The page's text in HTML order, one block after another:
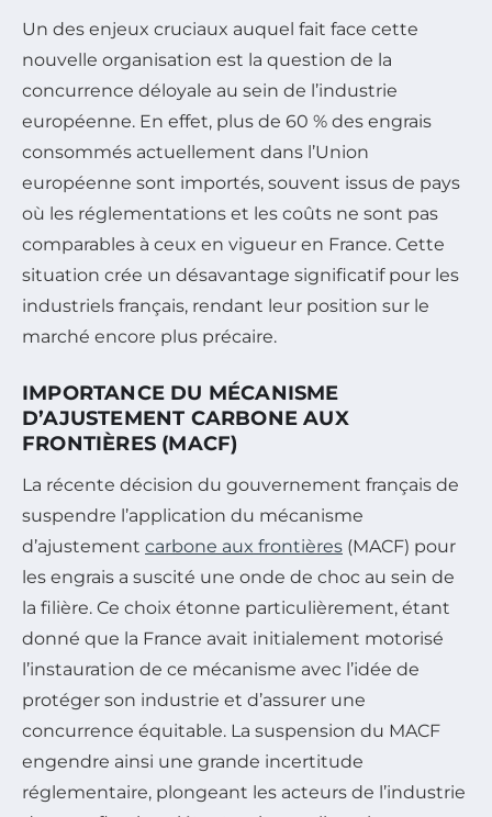
Un des enjeux cruciaux auquel fait face cette
nouvelle organisation est la question de la
concurrence déloyale au sein de l’industrie
européenne. En effet, plus de 60 % des engrais
consommés actuellement dans l’Union
européenne sont importés, souvent issus de pays
où les réglementations et les coûts ne sont pas
comparables à ceux en vigueur en France. Cette
situation crée un désavantage significatif pour les
industriels français, rendant leur position sur le
marché encore plus précaire.
IMPORTANCE DU MÉCANISME
D’AJUSTEMENT CARBONE AUX
FRONTIÈRES (MACF)
La récente décision du gouvernement français de
suspendre l’application du mécanisme
d’ajustement carbone aux frontières (MACF) pour
les engrais a suscité une onde de choc au sein de
la filière. Ce choix étonne particulièrement, étant
donné que la France avait initialement motorisé
l’instauration de ce mécanisme avec l’idée de
protéger son industrie et d’assurer une
concurrence équitable. La suspension du MACF
engendre ainsi une grande incertitude
réglementaire, plongeant les acteurs de l’industrie